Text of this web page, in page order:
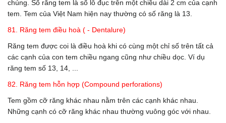
chúng. Số răng tem là số lỗ đục trên một chiều dài 2 cm của cạnh
tem. Tem của Việt Nam hiện nay thường có số răng là 13.
81. Răng tem điều hoà ( - Dentalure)
Răng tem được coi là điều hoà khi có cùng một chỉ số trên tất cả
các cạnh của con tem chiều ngang cũng như chiều dọc. Ví dụ
răng tem số 13, 14, ...
82. Răng tem hỗn hợp (Compound perforations)
Tem gồm cỡ răng khác nhau nằm trên các cạnh khác nhau.
Những cạnh có cỡ răng khác nhau thường vuông góc với nhau.